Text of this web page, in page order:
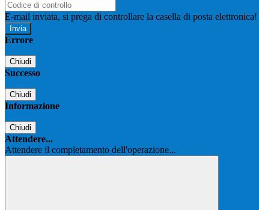
E-mail inviata, si prega di controllare la casella di posta elettronica!
Errore
Chiudi
Successo
Chiudi
Informazione
Chiudi
Attendere...
Attendere il completamento dell'operazione...